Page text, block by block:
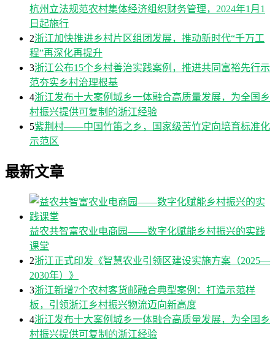
杭州立法规范农村集体经济组织财务管理，2024年1月1
日起施行
2浙江加快推进乡村片区组团发展，推动新时代“千万工
程”再深化再提升
3浙江公布15个乡村善治实践案例，推进共同富裕先行示
范夯实乡村治理根基
4浙江发布十大案例城乡一体融合高质量发展，为全国乡
村振兴提供可复制的浙江经验
5紫荆村——中国竹笛之乡，国家级苦竹定向培育标准化
示范区
最新文章
益农共智富农业电商园——数字化赋能乡村振兴的实践
课堂
2浙江正式印发《智慧农业引领区建设实施方案（2025—
2030年）》
3浙江新增7个农村客货邮融合典型案例：打造示范样
板，引领浙江乡村振兴物流迈向新高度
4浙江发布十大案例城乡一体融合高质量发展，为全国乡
村振兴提供可复制的浙江经验